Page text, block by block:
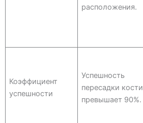
расположения.
Коэффициент
успешности
Успешность
пересадки кости
превышает 90%.